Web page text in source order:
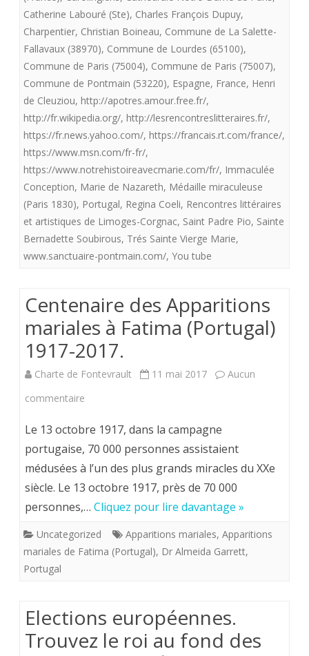
par
les
Gaulois
Catherine Labouré (Ste), Charles François Dupuy,
Charpentier, Christian Boineau, Commune de La Salette-
Fallavaux (38970), Commune de Lourdes (65100),
Commune de Paris (75004), Commune de Paris (75007),
Commune de Pontmain (53220), Espagne, France, Henri
de Cleuziou, http://apotres.amour.free.fr/,
http://fr.wikipedia.org/, http://lesrencontreslitteraires.fr/,
https://fr.news.yahoo.com/, https://francais.rt.com/france/,
https://www.msn.com/fr-fr/,
https://www.notrehistoireavecmarie.com/fr/, Immaculée
Conception, Marie de Nazareth, Médaille miraculeuse
(Paris 1830), Portugal, Regina Coeli, Rencontres littéraires
et artistiques de Limoges-Corgnac, Saint Padre Pio, Sainte
Bernadette Soubirous, Trés Sainte Vierge Marie,
www.sanctuaire-pontmain.com/, You tube
Centenaire des Apparitions
mariales à Fatima (Portugal)
1917-2017.
Charte de Fontevrault 11 mai 2017
Aucun
commentaire
des
Apparitions
mariales
2017.
Le 13 octobre 1917, dans la campagne
portugaise, 70 000 personnes assistaient
médusées à l’un des plus grands miracles du XXe
siècle. Le 13 octobre 1917, près de 70 000
personnes,… Cliquez pour lire davantage »
Uncategorized Apparitions mariales, Apparitions
mariales de Fatima (Portugal), Dr Almeida Garrett,
Portugal
Elections européennes.
Trouvez le roi au fond des